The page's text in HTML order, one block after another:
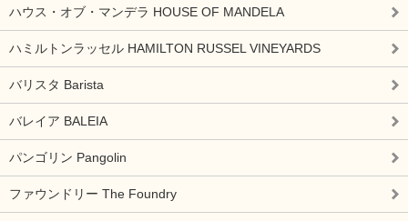
ハウス・オブ・マンデラ HOUSE OF MANDELA
ハミルトンラッセル HAMILTON RUSSEL VINEYARDS
バリスタ Barista
バレイア BALEIA
パンゴリン Pangolin
ファウンドリー The Foundry